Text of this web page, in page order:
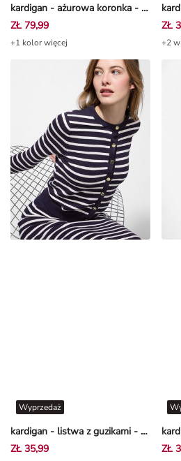
kardigan - ażurowa koronka - Beżowy
ZŁ 79,99
+1 kolor więcej
ZŁ
+2
kardigan - listwa z guzikami - Granatowy
Wyprzedaż
ZŁ 35,99 ZŁ